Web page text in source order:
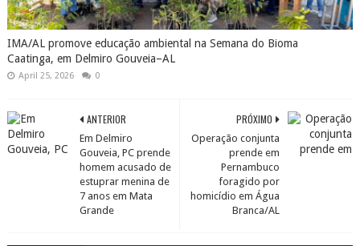
IMA/AL promove educação ambiental na Semana do Bioma
Caatinga, em Delmiro Gouveia–AL
April 25, 2026 0
PRÓXIMO
Operação conjunta
prende em
Pernambuco
foragido por
homicídio em Água
Branca/AL
ANTERIOR
Em Delmiro
Gouveia, PC prende
homem acusado de
estuprar menina de
7 anos em Mata
Grande